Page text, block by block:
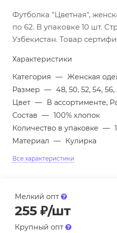
Футболка "Цветная",
по 62. В упаковке 10 шт.
Узбекистан. Товар
Характеристики
Категория — Женская
Размер — 48, 50, 52, 54,
Цвет — В ассортименте,
Состав — 100% хлопок
Количество в упаковке —
Материал — Кулирка
Все характеристики
Мелкий опт
255 ₽/шт
Крупный опт